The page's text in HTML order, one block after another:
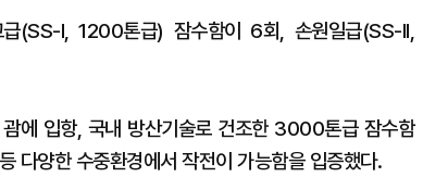
(SS-I, 1200톤급) 잠수함이 6회, 손원일급(SS-II,
에 입항, 국내 방산기술로 건조한 3000톤급 잠수함
다양한 수중환경에서 작전이 가능함을 입증했다.